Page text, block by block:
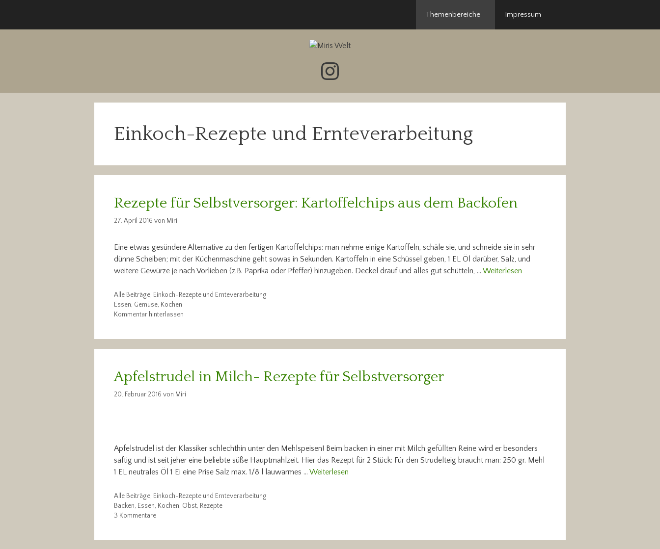
springen
Themenbereiche Impressum
Instagram
Einkoch-Rezepte und Ernteverarbeitung
Rezepte für Selbstversorger: Kartoffelchips aus dem Backofen
27. April 2016 von Miri
Eine etwas gesündere Alternative zu den fertigen Kartoffelchips: man nehme einige Kartoffeln, schäle sie, und schneide sie in sehr
dünne Scheiben; mit der Küchenmaschine geht sowas in Sekunden. Kartoffeln in eine Schüssel geben, 1 EL Öl darüber, Salz, und
weitere Gewürze je nach Vorlieben (z.B. Paprika oder Pfeffer) hinzugeben. Deckel drauf und alles gut schütteln, … Weiterlesen
Kategorien
Alle Beiträge, Einkoch-Rezepte und Ernteverarbeitung
Schlagwörter
Essen, Gemüse, Kochen
Kommentar hinterlassen
Apfelstrudel in Milch- Rezepte für Selbstversorger
20. Februar 2016 von Miri
Apfelstrudel ist der Klassiker schlechthin unter den Mehlspeisen! Beim backen in einer mit Milch gefüllten Reine wird er besonders
saftig und ist seit jeher eine beliebte süße Hauptmahlzeit. Hier das Rezept für 2 Stück: Für den Strudelteig braucht man: 250 gr. Mehl
1 EL neutrales Öl 1 Ei eine Prise Salz max. 1/8 l lauwarmes … Weiterlesen
Kategorien
Alle Beiträge, Einkoch-Rezepte und Ernteverarbeitung
Schlagwörter
Backen, Essen, Kochen, Obst, Rezepte
3 Kommentare